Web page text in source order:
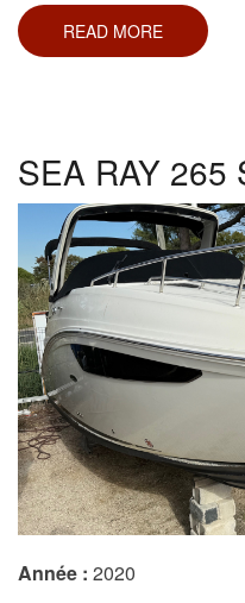
READ MORE ABOUT
GOLDFISH
38
SEA RAY 265
Année : 2020